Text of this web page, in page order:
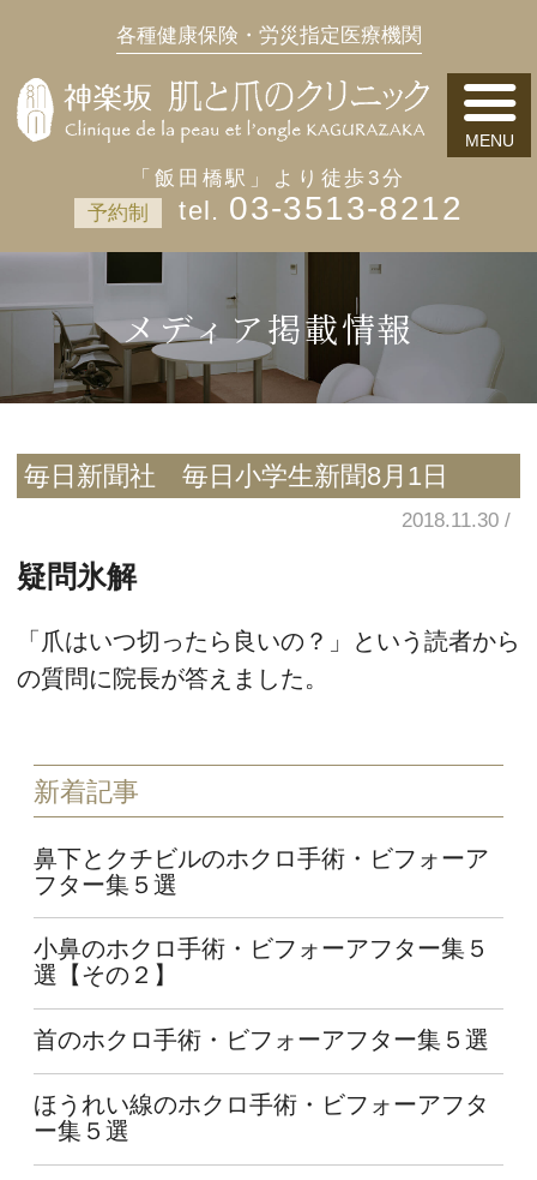
各種健康保険・労災指定医療機関
「飯田橋駅」より徒歩3分
予約制
03-3513-8212
メディア掲載情報
毎日新聞社 毎日小学生新聞8月1日
2018.11.30
疑問氷解
「爪はいつ切ったら良いの？」という読者から
の質問に院長が答えました。
新着記事
鼻下とクチビルのホクロ手術・ビフォーア
フター集５選
小鼻のホクロ手術・ビフォーアフター集５
選【その２】
首のホクロ手術・ビフォーアフター集５選
ほうれい線のホクロ手術・ビフォーアフタ
ー集５選